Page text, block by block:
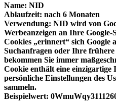
Name: NID
Ablaufzeit: nach 6 Monaten
Verwendung: NID wird von
Werbeanzeigen an Ihre Google-
Cookies „erinnert“ sich Google
Suchanfragen oder Ihre
bekommen Sie immer
Cookie enthält eine einzigartige
persönliche Einstellungen des
sammeln.
Beispielwert: